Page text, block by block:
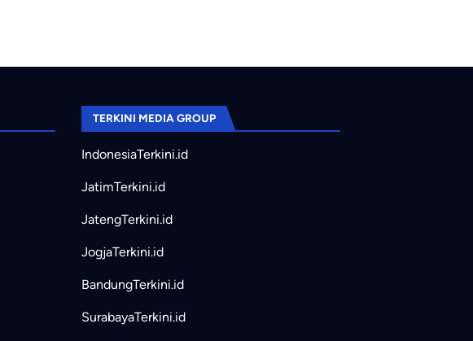
TERKINI MEDIA GROUP
IndonesiaTerkini.id
JatimTerkini.id
JatengTerkini.id
JogjaTerkini.id
BandungTerkini.id
SurabayaTerkini.id